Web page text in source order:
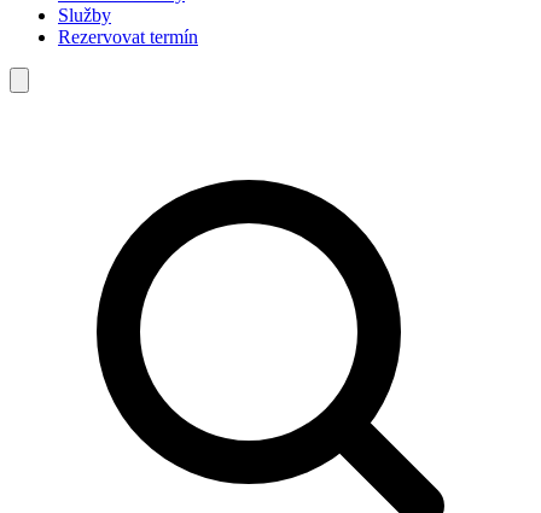
Služby
Rezervovat termín